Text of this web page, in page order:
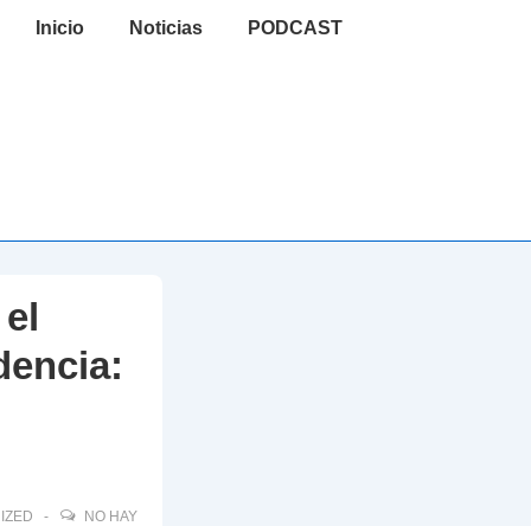
Inicio Noticias PODCAST
NO HAY